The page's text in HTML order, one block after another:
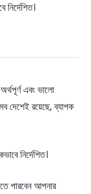
এবং ভালো
দেশেই রয়েছে, ব্যাপক
নির্দেশিত।
পারবেন আপনার